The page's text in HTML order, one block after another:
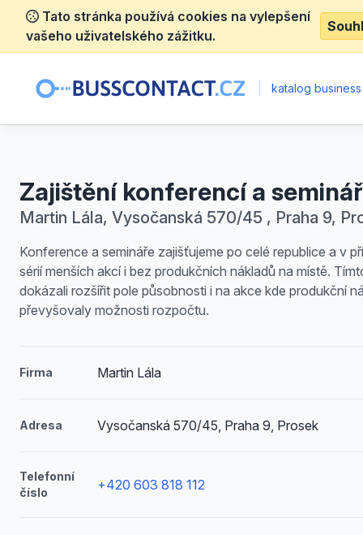
Tato stránka používá cookies na vylepšení
vašeho uživatelského zážitku.
katalog
Zajištění konferencí a
Martin Lála, Vysočanská 570/45 , Praha 9,
Konference a semináře zajišťujeme po celé republice a v
sérií menších akcí i bez produkčních nákladů na místě.
dokázali rozšířit pole působnosti i na akce kde produkční
převyšovaly možnosti rozpočtu.
Firma Martin Lála
Adresa Vysočanská 570/45, Praha 9, Prosek
Telefonní
číslo
+420 603 818 112